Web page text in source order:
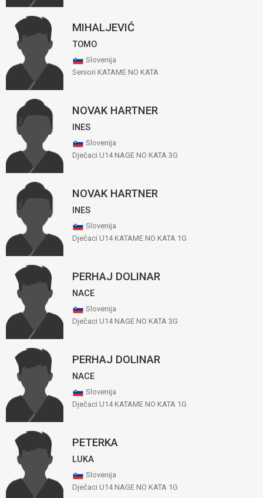
MIHALJEVIĆ
TOMO
Slovenija
Seniori KATAME NO KATA
NOVAK HARTNER
INES
Slovenija
Dječaci U14 NAGE NO KATA 3G
NOVAK HARTNER
INES
Slovenija
Dječaci U14 KATAME NO KATA 1G
PERHAJ DOLINAR
NACE
Slovenija
Dječaci U14 NAGE NO KATA 3G
PERHAJ DOLINAR
NACE
Slovenija
Dječaci U14 KATAME NO KATA 1G
PETERKA
LUKA
Slovenija
Dječaci U14 NAGE NO KATA 1G